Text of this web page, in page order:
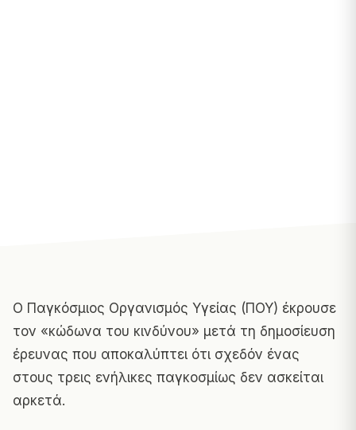
Ο Παγκόσμιος Οργανισμός Υγείας (ΠΟΥ) έκρουσε
τον «κώδωνα του κινδύνου» μετά τη δημοσίευση
έρευνας που αποκαλύπτει ότι σχεδόν ένας
στους τρεις ενήλικες παγκοσμίως δεν ασκείται
αρκετά.